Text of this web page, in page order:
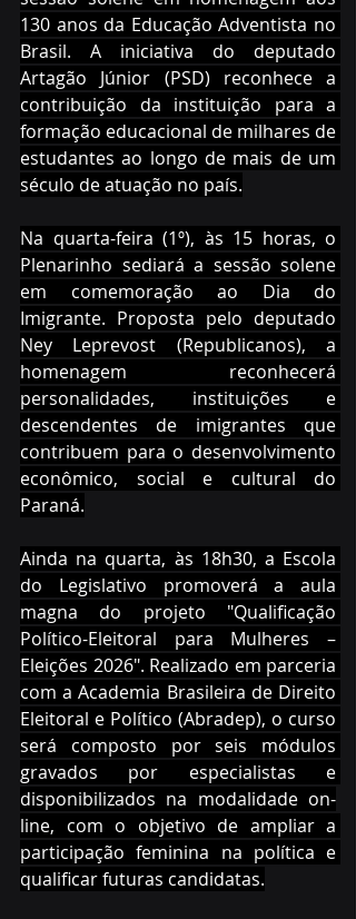
130 anos da Educação Adventista no
Brasil. A iniciativa do deputado
Artagão Júnior (PSD) reconhece a
contribuição da instituição para a
formação educacional de milhares de
estudantes ao longo de mais de um
século de atuação no país.
Na quarta-feira (1º), às 15 horas, o
Plenarinho sediará a sessão solene
em comemoração ao Dia do
Imigrante. Proposta pelo deputado
Ney Leprevost (Republicanos), a
homenagem reconhecerá
personalidades, instituições e
descendentes de imigrantes que
contribuem para o desenvolvimento
econômico, social e cultural do
Paraná.
Ainda na quarta, às 18h30, a Escola
do Legislativo promoverá a aula
magna do projeto "Qualificação
Político-Eleitoral para Mulheres –
Eleições 2026". Realizado em parceria
com a Academia Brasileira de Direito
Eleitoral e Político (Abradep), o curso
será composto por seis módulos
gravados por especialistas e
disponibilizados na modalidade on-
line, com o objetivo de ampliar a
participação feminina na política e
qualificar futuras candidatas.